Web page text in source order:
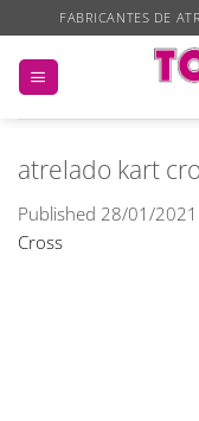
to
content
FABRICANTES DE
atrelado kart
Published 28/01/2021
Cross